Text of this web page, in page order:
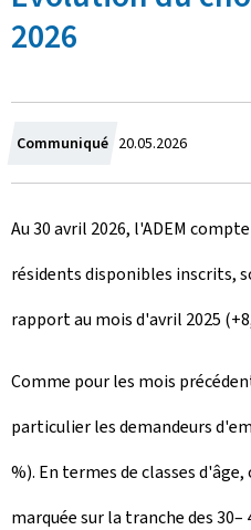
l
2026
Communiqué C
r
é
e
l
20.05.2026
Au 30 avril 2026, l'ADEM
résidents disponibles inscrits,
rapport au mois d'avril 2025
Comme pour les mois
particulier les demandeurs
%). En termes de classes
marquée sur la tranche des 30–